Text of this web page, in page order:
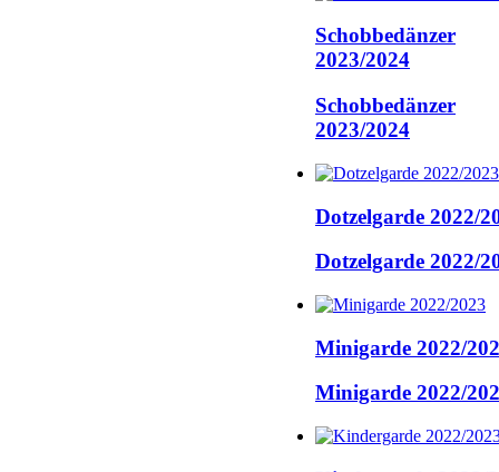
Schobbedänzer
2023/2024
Schobbedänzer
2023/2024
Dotzelgarde 2022/
Dotzelgarde 2022/
Minigarde 2022/
Minigarde 2022/